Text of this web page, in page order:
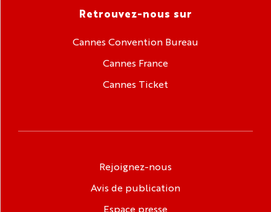
Retrouvez-nous sur
Cannes Convention Bureau
Cannes France
Cannes Ticket
Rejoignez-nous
Avis de publication
Espace presse